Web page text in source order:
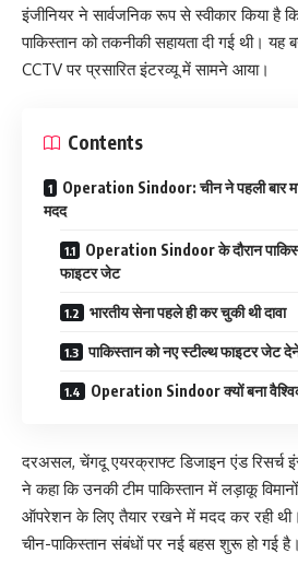
इंजीनियर ने सार्वजनिक रूप से स्वीकार किया है
पाकिस्तान को तकनीकी सहायता दी गई थी। यह
CCTV पर प्रसारित इंटरव्यू में सामने आया।
Contents
Operation Sindoor: चीन ने पहली बार
मदद
Operation Sindoor के दौरान
फाइटर जेट
भारतीय सेना पहले ही कर चुकी थी दावा
पाकिस्तान को नए स्टील्थ फाइटर जेट
Operation Sindoor क्यों बना
दरअसल, चेंगदू एयरक्राफ्ट डिजाइन एंड रिसर्च
ने कहा कि उनकी टीम पाकिस्तान में लड़ाकू
ऑपरेशन के लिए तैयार रखने में मदद कर रही
चीन-पाकिस्तान संबंधों पर नई बहस शुरू हो गई है।